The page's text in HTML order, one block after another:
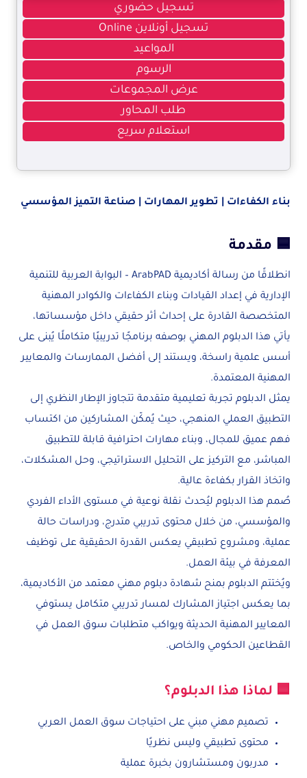
تسجيل حضوري
تسجيل أونلاين Online
المواعيد
الرسوم
عرض المجموعات
طلب المحاور
استعلام سريع
بناء الكفاءات | تطوير المهارات | صناعة التميز المؤسسي
🟦 مقدمة
انطلاقًا من رسالة أكاديمية ArabPAD – البوابة العربية للتنمية
الإدارية في إعداد القيادات وبناء الكفاءات والكوادر المهنية
المتخصصة القادرة على إحداث أثر حقيقي داخل مؤسساتها،
يأتي هذا الدبلوم المهني بوصفه برنامجًا تدريبيًا متكاملًا يُبنى على
أسس علمية راسخة، ويستند إلى أفضل الممارسات والمعايير
المهنية المعتمدة.
يمثل الدبلوم تجربة تعليمية متقدمة تتجاوز الإطار النظري إلى
التطبيق العملي المنهجي، حيث يُمكّن المشاركين من اكتساب
فهم عميق للمجال، وبناء مهارات احترافية قابلة للتطبيق
المباشر، مع التركيز على التحليل الاستراتيجي، وحل المشكلات،
واتخاذ القرار بكفاءة عالية.
صُمم هذا الدبلوم ليُحدث نقلة نوعية في مستوى الأداء الفردي
والمؤسسي، من خلال محتوى تدريبي متدرج، ودراسات حالة
عملية، ومشروع تطبيقي يعكس القدرة الحقيقية على توظيف
المعرفة في بيئة العمل.
ويُختتم الدبلوم بمنح شهادة دبلوم مهني معتمد من الأكاديمية،
بما يعكس اجتياز المشارك لمسار تدريبي متكامل يستوفي
المعايير المهنية الحديثة ويواكب متطلبات سوق العمل في
القطاعين الحكومي والخاص.
🟦 لماذا هذا الدبلوم؟
تصميم مهني مبني على احتياجات سوق العمل العربي
محتوى تطبيقي وليس نظريًا
مدربون ومستشارون بخبرة عملية